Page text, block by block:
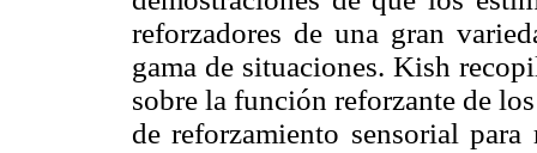
reforzadores de una gran
gama de situaciones. Kish
sobre la función reforzante de
de reforzamiento sensorial